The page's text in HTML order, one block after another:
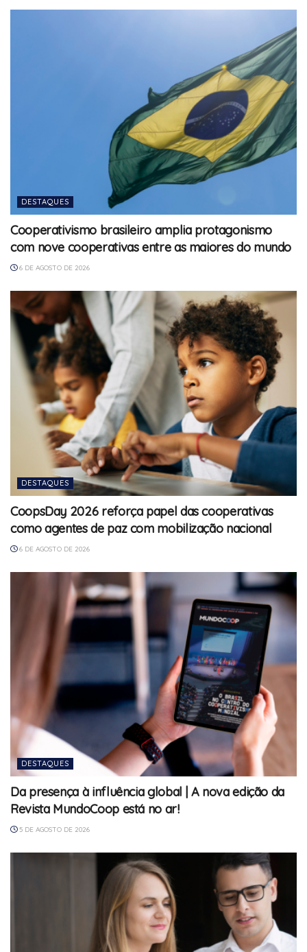
DESTAQUES
Cooperativismo brasileiro amplia protagonismo
com nove cooperativas entre as maiores do mundo
6 DE AGOSTO DE 2026
DESTAQUES
CoopsDay 2026 reforça papel das cooperativas
como agentes de paz com mobilização nacional
6 DE AGOSTO DE 2026
DESTAQUES
Da presença à influência global | A nova edição da
Revista MundoCoop está no ar!
5 DE AGOSTO DE 2026